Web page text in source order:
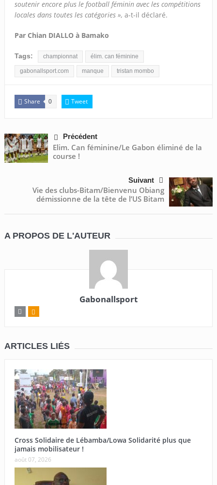
soutenir encore plus le football féminin avec les compétitions
locales dans toutes les catégories », a-t-il déclaré.
Par Chian DIALLO à Bamako
Tags: championnat élim. can féminine
gabonallsport.com manque tristan mombo
Share 0 Tweet
Précédent
Elim. Can féminine/Le Gabon éliminé de la
course !
Suivant
Vie des clubs-Bitam/Bienvenu Obiang
démissionne de la tête de l’US Bitam
A PROPOS DE L'AUTEUR
Gabonallsport
ARTICLES LIÉS
Cross Solidaire de Lébamba/Lowa Solidarité plus que
jamais mobilisateur !
août 07, 2026